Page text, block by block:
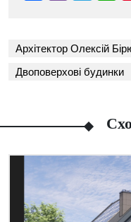
Архітектор Олексій
Двоповерхові будинки